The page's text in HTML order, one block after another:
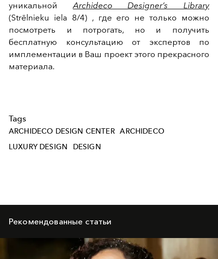
уникальнойArchideco Designer’s Library
(Strēlnieku iela 8/4) , где его не только можно
посмотреть и потрогать, но и получить
бесплатную консультацию от экспертов по
имплементации в Ваш проект этого прекрасного
материала.
Tags
ARCHIDECO DESIGN CENTER ARCHIDECO
LUXURY DESIGN
DESIGN
Рекомендованные статьи